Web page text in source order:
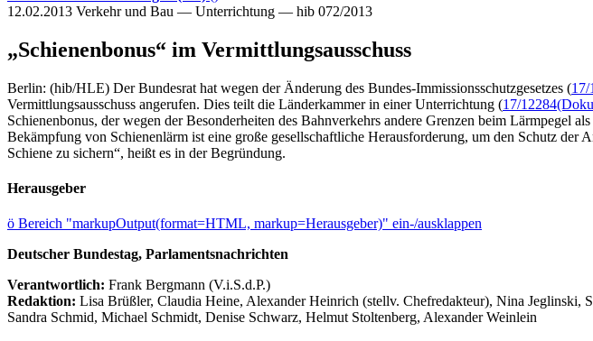
12.02.2013 Verkehr und Bau — Unterrichtung — hib 072/2013
„Schienenbonus“ im Vermittlungsausschuss
Berlin: (hib/HLE) Der Bundesrat hat wegen der Änderung des Bundes-Immissionsschutzgesetzes (17/
Vermittlungsausschuss angerufen. Dies teilt die Länderkammer in einer Unterrichtung (17/12284
Schienenbonus, der wegen der Besonderheiten des Bahnverkehrs andere Grenzen beim Lärmpegel
Bekämpfung von Schienenlärm ist eine große gesellschaftliche Herausforderung, um den Schutz
Schiene zu sichern“, heißt es in der Begründung.
Herausgeber
ö Bereich "markupOutput(format=HTML, markup=Herausgeber)" ein-/ausklappen
Deutscher Bundestag, Parlamentsnachrichten
Verantwortlich: Frank Bergmann (V.i.S.d.P.)
Redaktion: Lisa Brüßler, Claudia Heine, Alexander Heinrich (stellv. Chefredakteur), Nina Jeglinski,
Sandra Schmid, Michael Schmidt, Denise Schwarz, Helmut Stoltenberg, Alexander Weinlein